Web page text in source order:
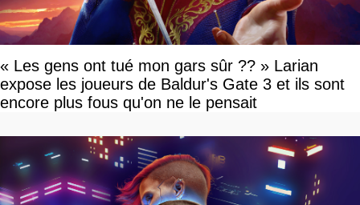
« Les gens ont tué mon gars sûr ?? » Larian
expose les joueurs de Baldur's Gate 3 et ils sont
encore plus fous qu'on ne le pensait